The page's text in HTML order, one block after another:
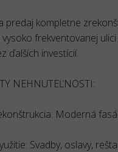
predaj kompletne
frekventovanej
ďalších investícií.
NEHNUTEĽNOSTI:
Moderná
Svadby, oslavy,